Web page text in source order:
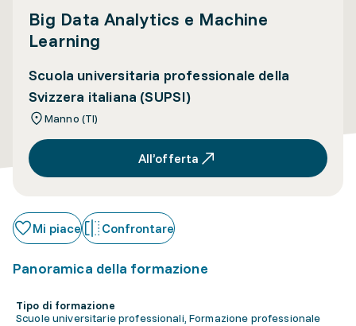
Big Data Analytics e Machine
Learning
Scuola universitaria professionale della
Svizzera italiana (SUPSI)
Manno (TI)
All’offerta
Mi piace Confrontare
Panoramica della formazione
Tipo di formazione
Scuole universitarie professionali, Formazione professionale